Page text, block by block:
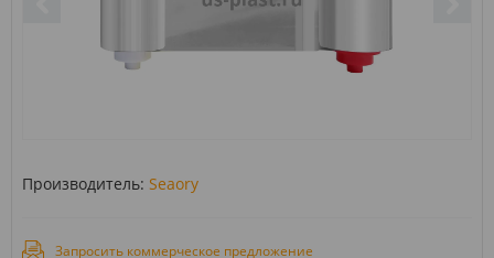
Производитель: Seaory
Запросить коммерческое предложение